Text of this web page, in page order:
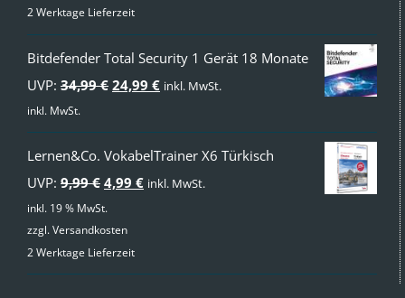
2 Werktage Lieferzeit
Bitdefender Total Security 1 Gerät 18 Monate
UVP: 34,99€ Ursprünglicher
war:
34,99 €
24,99 €Aktueller
ist:
24,99 €.
inkl. MwSt.
inkl. MwSt.
Lernen&Co. VokabelTrainer X6 Türkisch
UVP: 9,99€ Ursprünglicher
Preis
war:
9,99 €
4,99 €Aktueller
inkl. MwSt.
inkl. 19 % MwSt.
zzgl.Versandkosten
2 Werktage Lieferzeit